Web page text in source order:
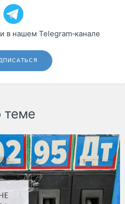
в нашем Telegram‑канале
теме